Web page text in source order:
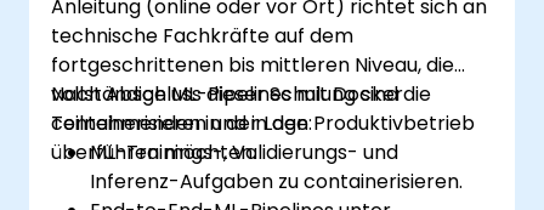
Anleitung (online oder vor Ort) richtet sich an
technische Fachkräfte auf dem
fortgeschrittenen bis mittleren Niveau, die
vollständige ML-Pipelines mit Docker
containerisieren und in den Produktivbetrieb
überführen möchten.
Nach Abschluss dieser Schulung sind die
Teilnehmenden in der Lage:
ML-Trainings-, Validierungs- und
Inferenz-Aufgaben zu containerisieren.